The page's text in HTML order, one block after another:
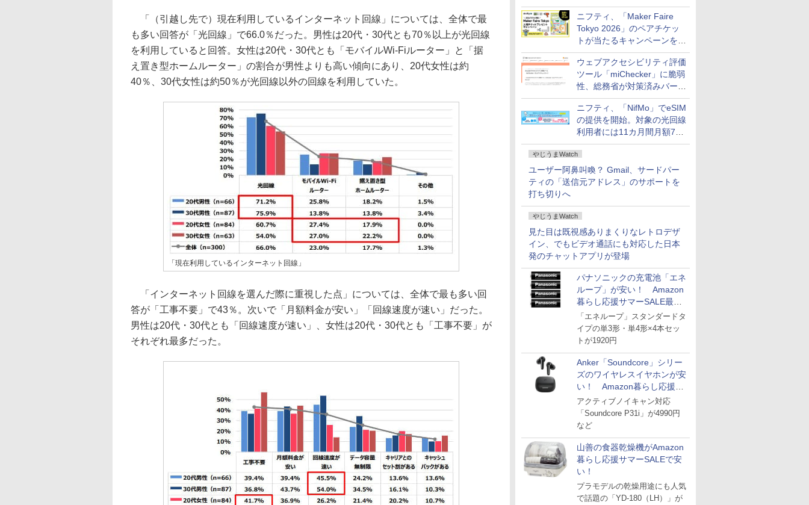
ニフティ、「Maker Faire
Tokyo 2026」のペアチケッ
トが当たるキャンペーンをX
で実施。8月16日まで
ウェブアクセシビリティ評価
ツール「miChecker」に脆弱
性、総務省が対策済みバージ
ョンへの更新を呼び掛け
ニフティ、「NifMo」でeSIM
の提供を開始。対象の光回線
利用者には11カ月間月額770
円割引のキャンペーン
やじうまWatch
ユーザー阿鼻叫喚？ Gmail、サードパー
ティの「送信元アドレス」のサポートを
打ち切りへ
やじうまWatch
見た目は既視感ありまくりなレトロデザ
イン、でもビデオ通話にも対応した日本
発のチャットアプリが登場
パナソニックの充電池「エネ
ループ」が安い！ Amazon
暮らし応援サマーSALE最終
日
「エネループ」スタンダードタ
イプの単3形・単4形×4本セッ
トが1920円
Anker「Soundcore」シリー
ズのワイヤレスイヤホンが安
い！ Amazon暮らし応援サ
マーSALE
アクティブノイキャン対応
「Soundcore P31i」が4990円
など
山善の食器乾燥機がAmazon
暮らし応援サマーSALEで安
い！
プラモデルの乾燥用途にも人気
で話題の「YD-180（LH）」が
「（引越し先で）現在利用しているインターネット回線」については、全体で最
も多い回答が「光回線」で66.0％だった。男性は20代・30代とも70％以上が光回線
を利用していると回答。女性は20代・30代とも「モバイルWi-Fiルーター」と「据
え置き型ホームルーター」の割合が男性よりも高い傾向にあり、20代女性は約
40％、30代女性は約50％が光回線以外の回線を利用していた。
「現在利用しているインターネット回線」
「インターネット回線を選んだ際に重視した点」については、全体で最も多い回
答が「工事不要」で43％。次いで「月額料金が安い」「回線速度が速い」だった。
男性は20代・30代とも「回線速度が速い」、女性は20代・30代とも「工事不要」が
それぞれ最多だった。